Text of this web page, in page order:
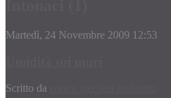
Martedì, 24 Novembre 2009 12:53
Scritto da